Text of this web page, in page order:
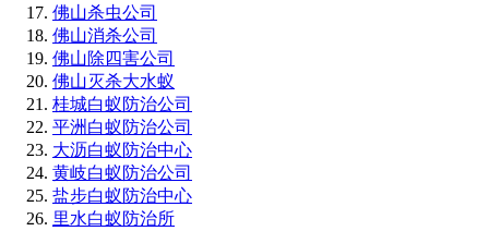
佛山杀虫公司
佛山消杀公司
佛山除四害公司
佛山灭杀大水蚁
桂城白蚁防治公司
平洲白蚁防治公司
大沥白蚁防治中心
黄岐白蚁防治公司
盐步白蚁防治中心
里水白蚁防治所